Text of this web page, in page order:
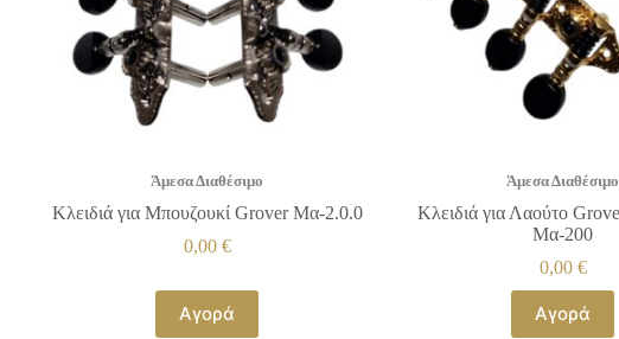
Άμεσα Διαθέσιμο
Κλειδιά για Μπουζουκί Grover Μα-2.0.0
0,00 €
Αγορά
Άμεσα Διαθέσιμο
Κλειδιά για Λαούτο
Μα-200
0,00 €
Αγορά